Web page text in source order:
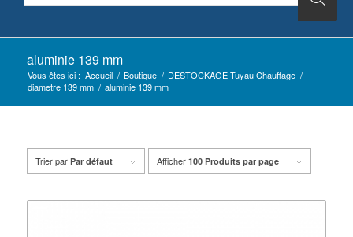
aluminie 139 mm
Vous êtes ici : Accueil / Boutique / DESTOCKAGE Tuyau Chauffage /
diametre 139 mm / aluminie 139 mm
Trier par Par défaut Afficher 100 Produits par page